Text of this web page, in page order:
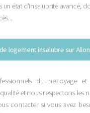
état d'insalubrité avancé,
logement insalubre sur
du nettoyage
et nous respectons les
contacter si vous avez